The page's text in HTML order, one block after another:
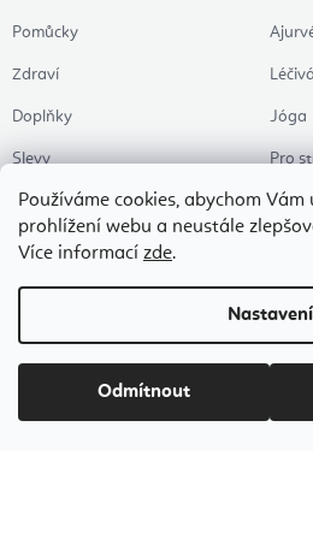
Používáme cookies, abychom
prohlížení webu a neustále
Více informací zde.
Nastavení
Odmítnout
Pomůcky
Zdraví
Doplňky
Slevy
Témata
Jóga
Pro
Zen